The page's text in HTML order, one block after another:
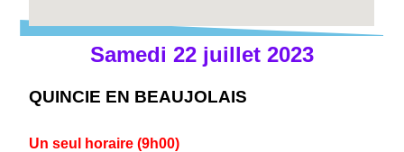
Samedi 22 juillet 2023
QUINCIE EN BEAUJOLAIS
Un seul horaire (9h00)